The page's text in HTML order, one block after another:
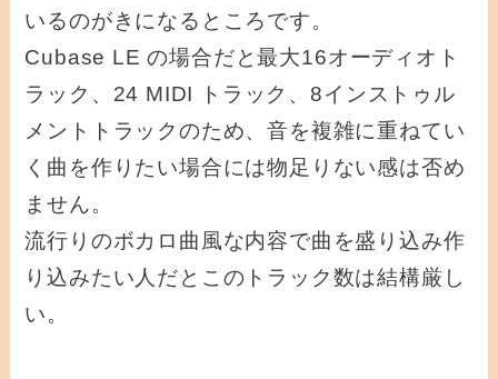
いるのがきになるところです。
Cubase LE の場合だと最大16オーディオト
ラック、24 MIDI トラック、8インストゥル
メントトラックのため、音を複雑に重ねてい
く曲を作りたい場合には物足りない感は否め
ません。
流行りのボカロ曲風な内容で曲を盛り込み作
り込みたい人だとこのトラック数は結構厳し
い。